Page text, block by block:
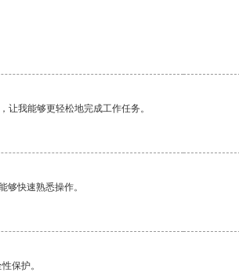
我能够更轻松地完成工作任务。
够快速熟悉操作。
保护。